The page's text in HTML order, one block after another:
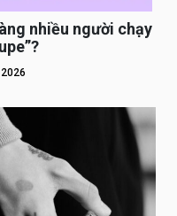
nhiều người chạy